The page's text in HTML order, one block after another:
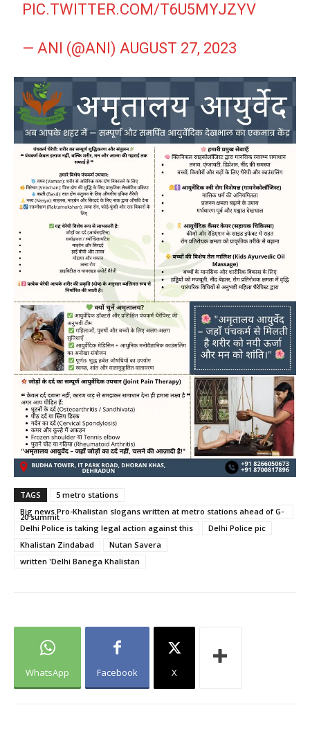
PIC.TWITTER.COM/T6U5MYJZYV
— ANI (@ANI)AUGUST 27, 2023
TAGS
5 metro stations
Big news Pro-Khalistan slogans written at metro stations ahead of G-
20 summit
Delhi Police is taking legal action against this
Delhi Police pic
Khalistan Zindabad
Nutan Savera
written 'Delhi Banega Khalistan
WhatsApp Facebook X